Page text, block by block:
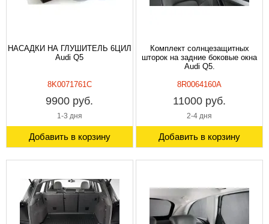
НАСАДКИ НА ГЛУШИТЕЛЬ 6ЦИЛ
Audi Q5
8K0071761C
9900 руб.
1-3 дня
Добавить в корзину
Комплект солнцезащитных
шторок на задние боковые окна
Audi Q5.
8R0064160A
11000 руб.
2-4 дня
Добавить в корзину